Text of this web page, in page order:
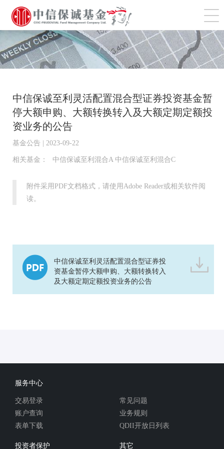
切
中信保诚至利灵活配置混合型证券投资基金暂
停大额申购、大额转换转入及大额定期定额投
资业务的公告
基金公告 | 2023-09-22
相关基金： 中信保诚至利混合A 中信保诚至利混合C
附件采用PDF文档格式，请使用Adobe Reader或相关软件阅
读。
中信保诚至利灵活配置混合型证券投
资基金暂停大额申购、大额转换转入
及大额定期定额投资业务的公告
服务中心
交易登录
账户查询
表单下载
常见问题
业务规则
QDII开放日列表
投资者保护 其它